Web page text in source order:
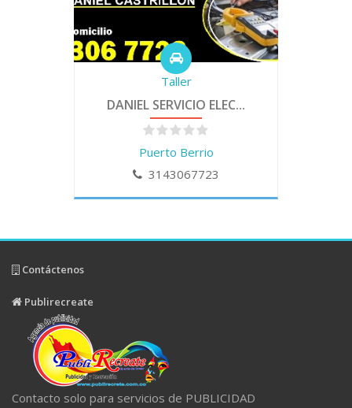
Taller
DANIEL SERVICIO ELEC...
Puerto Berrio
3143067723
Contáctenos
Publirecreate
Contacto solo para servicios de PUBLICIDAD